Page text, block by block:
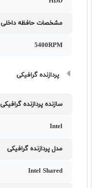
مشخصات حافظه داخلی
5400RPM
پردازنده گرافیکی
سازنده پردازنده گرافیکی
Intel
مدل پردازنده گرافیکی
Intel Shared